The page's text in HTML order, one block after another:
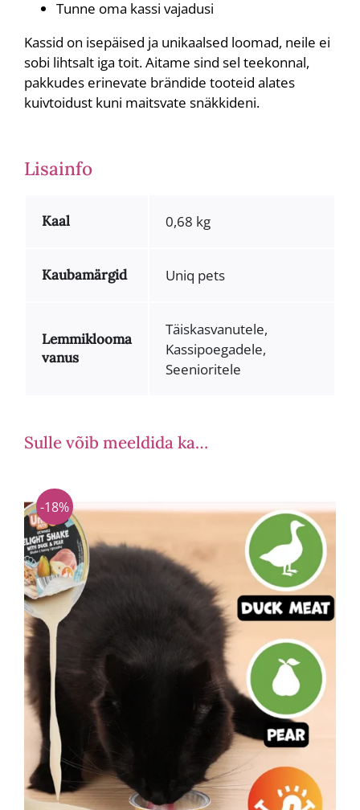
Tunne oma kassi vajadusi
Kassid on isepäised ja unikaalsed loomad, neile ei
sobi lihtsalt iga toit. Aitame sind sel teekonnal,
pakkudes erinevate brändide tooteid alates
kuivtoidust kuni maitsvate snäkkideni.
Lisainfo
Kaal 0,68 kg
Kaubamärgid Uniq pets
Lemmiklooma
vanus
Täiskasvanutele,
Kassipoegadele,
Seenioritele
Sulle võib meeldida ka…
-18%